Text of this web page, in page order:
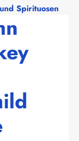
Spirituosen